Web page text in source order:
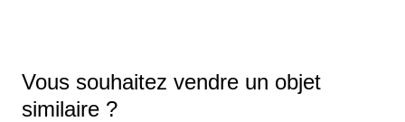
Vous souhaitez vendre un objet
similaire ?